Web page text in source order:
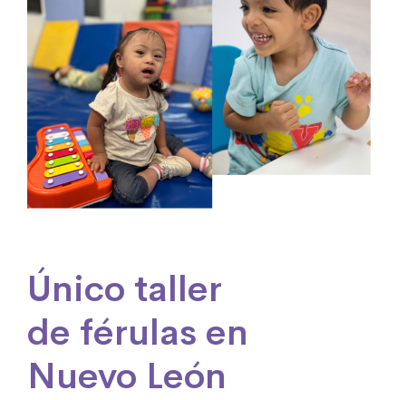
Único taller
de férulas en
Nuevo León